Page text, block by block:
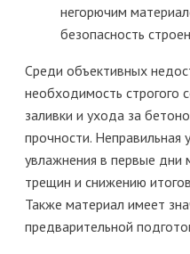
негорючим
безопасность
Среди объективных
необходимость строгого
заливки и ухода за
прочности. Неправильная
увлажнения в первые дни
трещин и снижению
Также материал имеет
предварительной